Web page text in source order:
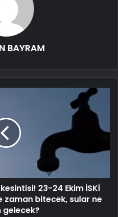
BAYRAM
23-24 Ekim İSKİ
zaman bitecek, sular ne
gelecek?